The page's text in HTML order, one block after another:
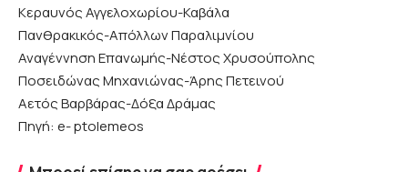
Κεραυνός Αγγελοχωρίου-Καβάλα
Πανθρακικός-Απόλλων Παραλιμνίου
Αναγέννηση Επανωμής-Νέστος Χρυσούπολης
Ποσειδώνας Μηχανιώνας-Άρης Πετεινού
Αετός Βαρβάρας-Δόξα Δράμας
Πηγή: e- ptolemeos